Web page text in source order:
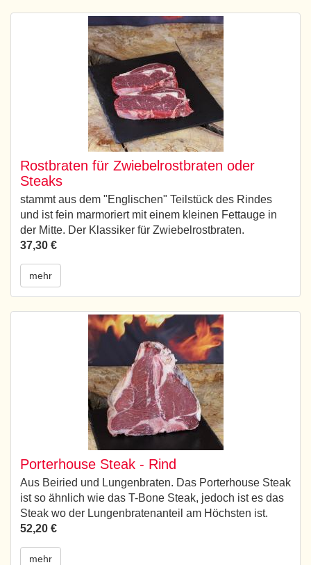
Rostbraten für Zwiebelrostbraten oder
Steaks
stammt aus dem "Englischen" Teilstück des Rindes
und ist fein marmoriert mit einem kleinen Fettauge in
der Mitte. Der Klassiker für Zwiebelrostbraten.
37,30 €
mehr
Porterhouse Steak - Rind
Aus Beiried und Lungenbraten. Das Porterhouse Steak
ist so ähnlich wie das T-Bone Steak, jedoch ist es das
Steak wo der Lungenbratenanteil am Höchsten ist.
52,20 €
mehr